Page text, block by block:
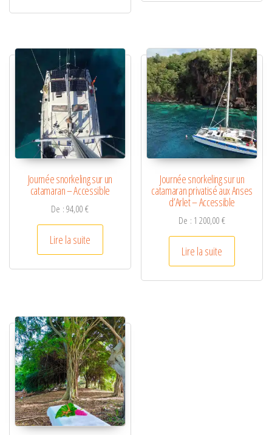
Journée snorkeling sur un
catamaran – Accessible
De :94,00€
Lire la suite
Journée snorkeling sur un
catamaran privatisé aux Anses
d’Arlet – Accessible
De : 1 200,00€
Lire la suite